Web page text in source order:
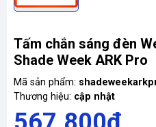
Tấm chắn sáng đèn
Shade Week ARK Pro
Mã sản phẩm:
Thương hiệu: cập nhật